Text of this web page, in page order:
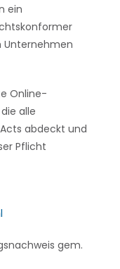
ein
Unternehmen
Online-
alle
abdeckt und
Pflicht
gem.